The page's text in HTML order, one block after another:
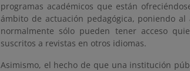
programas académicos que están
ámbito de actuación pedagógica, poniendo
normalmente sólo pueden tener acceso
suscritos a revistas en otros idiomas.
Asimismo, el hecho de que una institución